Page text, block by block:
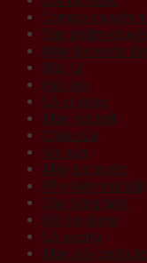
Combo khuyến
Sản phẩm
Máy lọc nước
Bếp từ
Hút mùi
Lò vi sóng
Máy rửa bát
Chậu rửa
Vòi rửa
Máy lọc nước
Phụ kiện nhà bếp
Cây nóng lạnh
Đồ gia dụng
Lò nướng
Máy sấy quần áo